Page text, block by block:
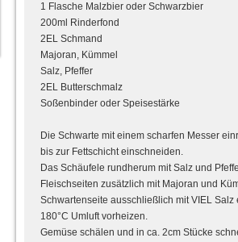
1 Flasche Malzbier oder Schwarzbier
200ml Rinderfond
2EL Schmand
Majoran, Kümmel
Salz, Pfeffer
2EL Butterschmalz
Soßenbinder oder Speisestärke
Die Schwarte mit einem scharfen Messer
bis zur Fettschicht einschneiden.
Das Schäufele rundherum mit Salz und
Fleischseiten zusätzlich mit Majoran und
Schwartenseite ausschließlich mit VIEL Salz
180°C Umluft vorheizen.
Gemüse schälen und in ca. 2cm Stücke